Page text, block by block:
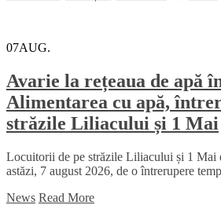
07AUG.
Avarie la rețeaua de apă
Alimentarea cu apă,
străzile Liliacului și 1 Mai
Locuitorii de pe străzile Liliacului și 1 Mai
astăzi, 7 august 2026, de o întrerupere
News Read More